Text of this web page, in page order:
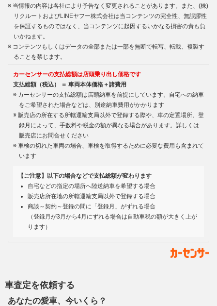
当情報の内容は各社により予告なく変更されることがあります。また、(株)
リクルートおよびLINEヤフー株式会社は当コンテンツの完全性、無誤謬性
を保証するものではなく、当コンテンツに起因するいかなる損害の責も負
いかねます。
コンテンツもしくはデータの全部または一部を無断で転写、転載、複製す
ることを禁じます。
カーセンサーの支払総額は店頭乗り出し価格です
支払総額（税込） ＝ 車両本体価格＋諸費用
カーセンサーの支払総額は店頭納車を前提にしています。自宅への納車
をご希望された場合などは、別途納車費用がかかります
販売店の所在する所轄運輸支局以外で登録する際や、車の定置場所、登
録月によって、手数料や税金の額が異なる場合があります。詳しくは
販売店にお問合せください
車検の切れた車両の場合、車検を取得するために必要な費用も含まれて
います
【ご注意】以下の場合などで支払総額が変わります
自宅などの指定の場所へ陸送納車を希望する場合
販売店所在地の所轄運輸支局以外で登録する場合
商談～契約～登録の間に「登録月」がずれる場合
（登録月が3月から4月にずれる場合は自動車税の額が大きく上が
ります）
車査定を依頼する
あなたの愛車、今いくら？